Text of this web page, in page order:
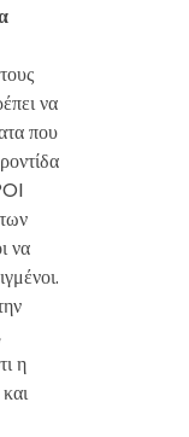
να
που
να
η